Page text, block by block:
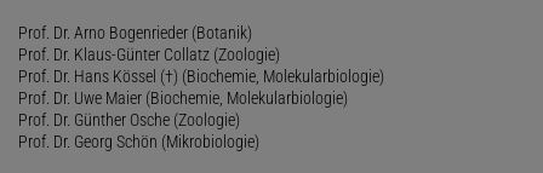
Prof. Dr. Arno Bogenrieder (Botanik)
Prof. Dr. Klaus-Günter Collatz (Zoologie)
Prof. Dr. Hans Kössel (†) (Biochemie, Molekularbiologie)
Prof. Dr. Uwe Maier (Biochemie, Molekularbiologie)
Prof. Dr. Günther Osche (Zoologie)
Prof. Dr. Georg Schön (Mikrobiologie)